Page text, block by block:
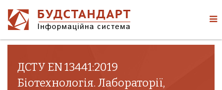
ДСТУ EN 13441:2019
Біотехнологія. Лабораторії,